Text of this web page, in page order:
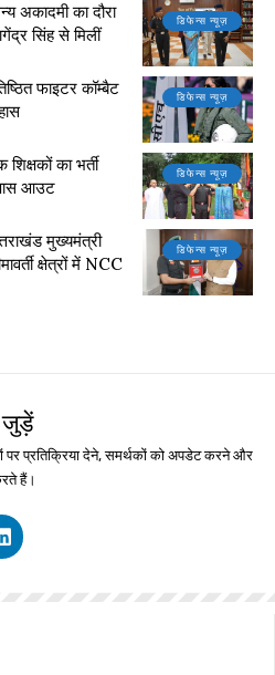
डिफेन्स न्यूज़
अकादमी का दौरा
सिंह से मिलीं
डिफेन्स न्यूज़
फाइटर कॉम्बैट
डिफेन्स न्यूज़
का भर्ती
आउट
डिफेन्स न्यूज़
मुख्यमंत्री
क्षेत्रों में NCC
जुड़ें
पर प्रतिक्रिया देने, समर्थकों को अपडेट करने और
हैं।